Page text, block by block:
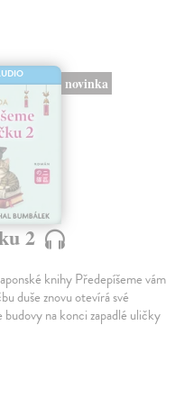
novinka
2
knihy Předepíšeme vám
duše znovu otevírá své
na konci zapadlé uličky